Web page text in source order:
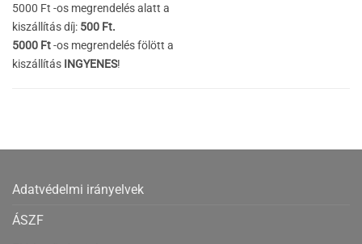
5000 Ft -os megrendelés alatt a
kiszállítás díj: 500 Ft.
5000 Ft-os megrendelés fölött a
kiszállítás INGYENES!
Adatvédelmi irányelvek
ÁSZF